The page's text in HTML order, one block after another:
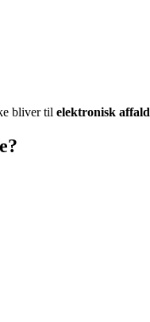
bliver til elektronisk affald